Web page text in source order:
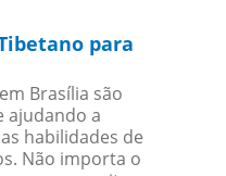
para
Brasília são
ajudando a
habilidades de
Não importa o